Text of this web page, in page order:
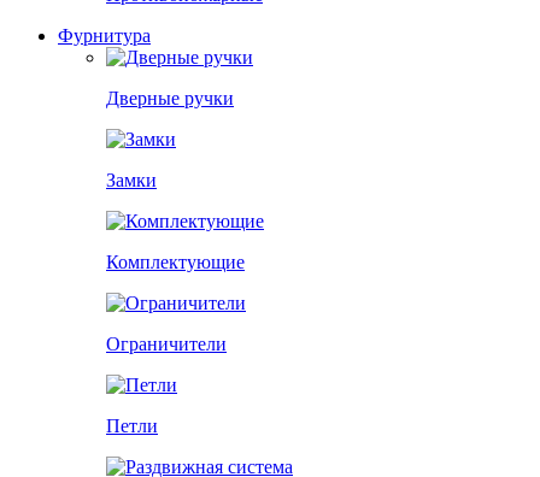
Фурнитура
Дверные ручки
Замки
Комплектующие
Ограничители
Петли